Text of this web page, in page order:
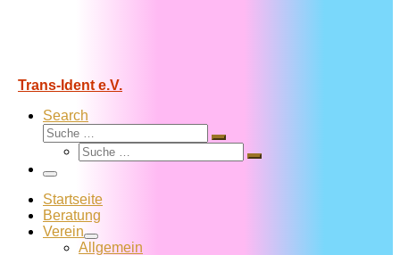
Trans-Ident e.V.
Search
Suche
Suche
Suche
Suche
Menü
Startseite
Beratung
Verein
Allgemein